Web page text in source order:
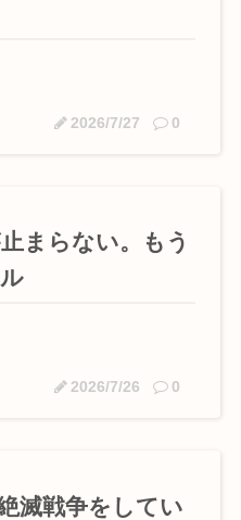
2026/7/27 0
まらない。もう
2026/7/26 0
滅戦争をしてい